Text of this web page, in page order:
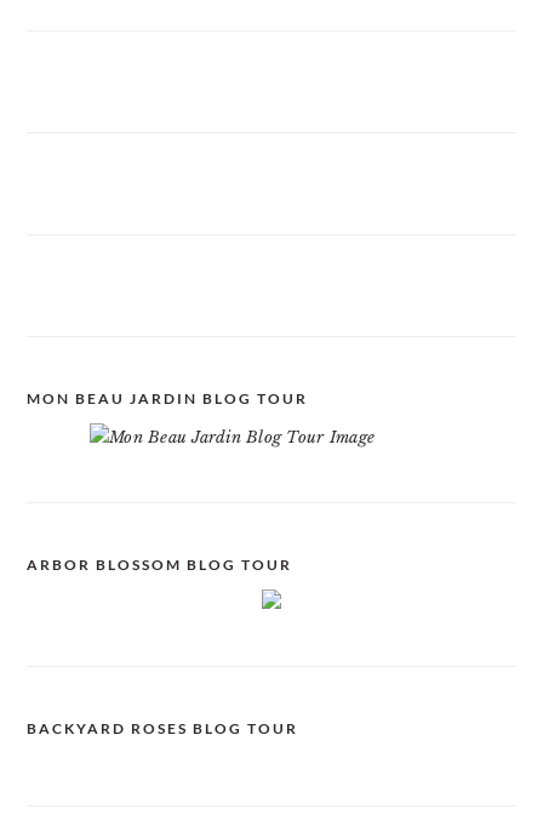
MON BEAU JARDIN BLOG TOUR
ARBOR BLOSSOM BLOG TOUR
BACKYARD ROSES BLOG TOUR